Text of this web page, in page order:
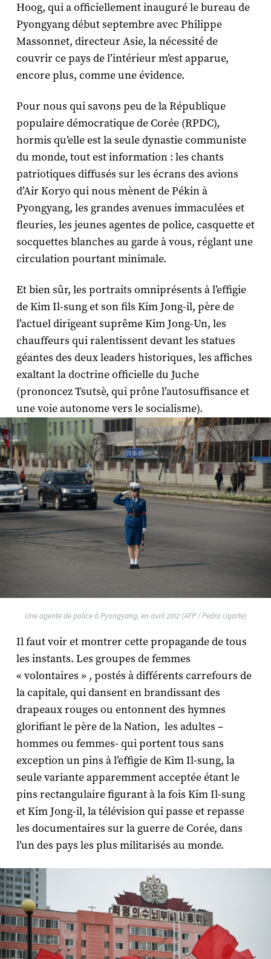
Hoog, qui a officiellement inauguré le bureau de
Pyongyang début septembre avec Philippe
Massonnet, directeur Asie, la nécessité de
couvrir ce pays de l’intérieur m’est apparue,
encore plus, comme une évidence.
Pour nous qui savons peu de la République
populaire démocratique de Corée (RPDC),
hormis qu’elle est la seule dynastie communiste
du monde, tout est information : les chants
patriotiques diffusés sur les écrans des avions
d’Air Koryo qui nous mènent de Pékin à
Pyongyang, les grandes avenues immaculées et
fleuries, les jeunes agentes de police, casquette et
socquettes blanches au garde à vous, réglant une
circulation pourtant minimale.
Et bien sûr, les portraits omniprésents à l’effigie
de Kim Il-sung et son fils Kim Jong-il, père de
l’actuel dirigeant suprême Kim Jong-Un, les
chauffeurs qui ralentissent devant les statues
géantes des deux leaders historiques, les affiches
exaltant la doctrine officielle du Juche
(prononcez Tsutsè, qui prône l’autosuffisance et
une voie autonome vers le socialisme).
Une agente de police à Pyongyang, en avril 2012 (AFP / Pedro Ugarte)
Il faut voir et montrer cette propagande de tous
les instants. Les groupes de femmes
« volontaires » , postés à différents carrefours de
la capitale, qui dansent en brandissant des
drapeaux rouges ou entonnent des hymnes
glorifiant le père de la Nation, les adultes –
hommes ou femmes- qui portent tous sans
exception un pins à l’effigie de Kim Il-sung, la
seule variante apparemment acceptée étant le
pins rectangulaire figurant à la fois Kim Il-sung
et Kim Jong-il, la télévision qui passe et repasse
les documentaires sur la guerre de Corée, dans
l’un des pays les plus militarisés au monde.